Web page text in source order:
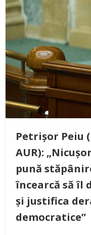
Petrișor Peiu
AUR):
pună
încearcă să îl
și justifica
democratice”